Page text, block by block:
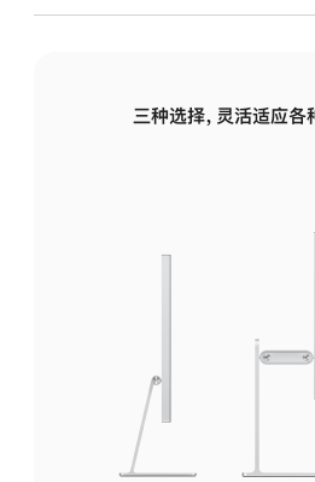
三种选择，灵活适应各